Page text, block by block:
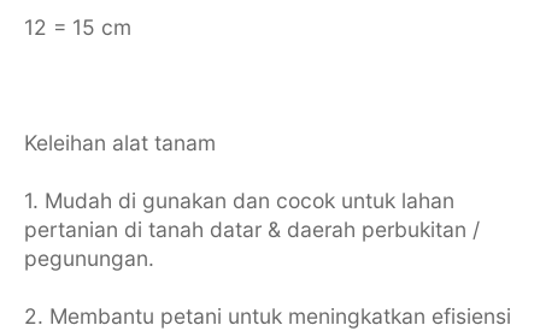
12 = 15 cm
Keleihan alat tanam
1. Mudah di gunakan dan cocok untuk lahan
pertanian di tanah datar & daerah perbukitan /
pegunungan.
2. Membantu petani untuk meningkatkan efisiensi